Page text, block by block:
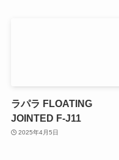
ラパラ FLOATING
JOINTED F-J11
2025年4月5日